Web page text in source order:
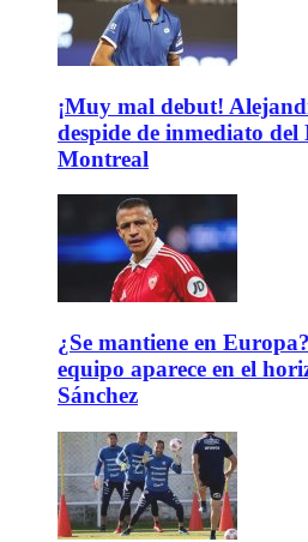
¡Muy mal debut!
despide de inmediato del
Montreal
¿Se mantiene en
equipo aparece en el
Sánchez